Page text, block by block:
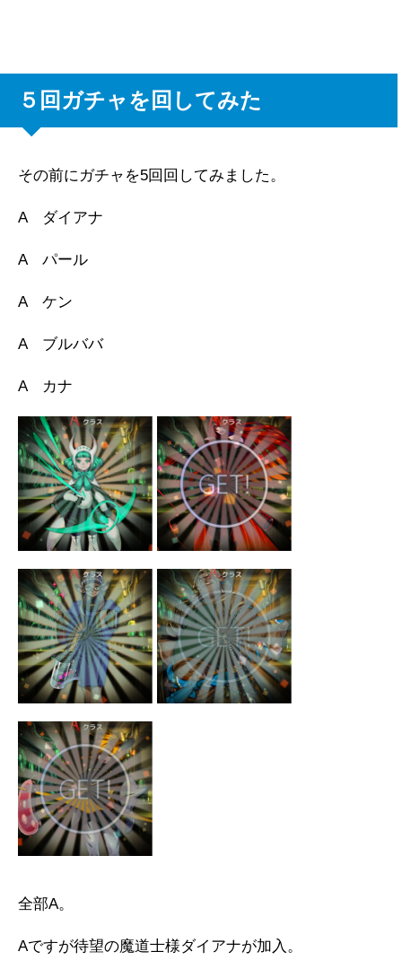
５回ガチャを回してみた
その前にガチャを5回回してみました。
A ダイアナ
A パール
A ケン
A ブルババ
A カナ
全部A。
Aですが待望の魔道士様ダイアナが加入。